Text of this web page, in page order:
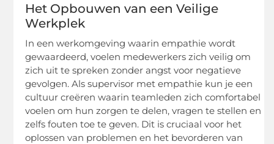
Het Opbouwen van een Veilige
Werkplek
In een werkomgeving waarin empathie wordt
gewaardeerd, voelen medewerkers zich veilig om
zich uit te spreken zonder angst voor negatieve
gevolgen. Als supervisor met empathie kun je een
cultuur creëren waarin teamleden zich comfortabel
voelen om hun zorgen te delen, vragen te stellen en
zelfs fouten toe te geven. Dit is cruciaal voor het
oplossen van problemen en het bevorderen van